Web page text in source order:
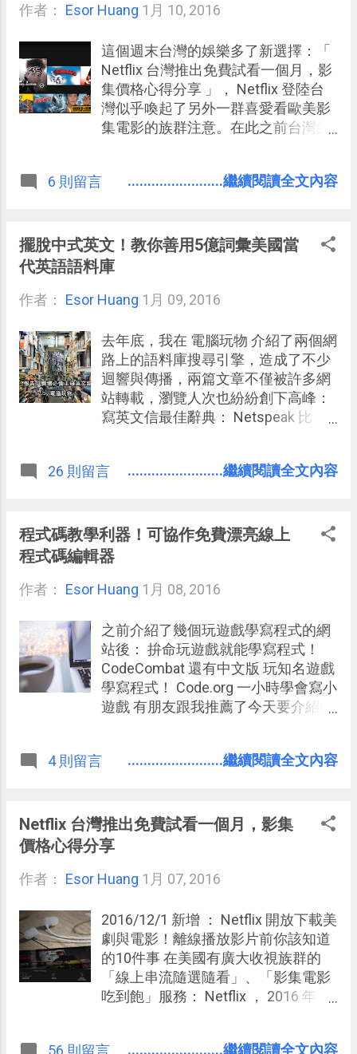
的免費螢幕錄影軟體，這是什麼意思
或許不是那麼好上手，但豐富的功能
卻 可以滿足真正要「製作專業教學影
片」、「編輯各種數位教材」的需
求！ 所以最強大當之無愧。
作者： Esor Huang 1月 10, 2016
這個週末台灣的娛樂多了新選擇：「
Netflix 台灣推出免費試看一個月，影
集價格心得分享 」， Netflix 登陸台
灣似乎喚起了另外一群喜愛看歐美影
集電影的族群注意。在此之前台灣的
劇、歐美經典電影線上串流平台，尤
一個很好的、正版的、舒服的新選
擇。 另外也值得關注台灣巴哈姆特網
畫串流平台，可惜我沒有三個月的巴
人激動。 在這一週忽然多出了兩個重
量級的線上影片娛樂新選擇後，週末
看來大家的沙發應該都會很熱鬧。這
時候，要來分享一個利用 Netflix 週末
看片的小密技，最近在國外廣為流
6 則留言 ........................繼續閱讀全文內容
擺脫中式英文！教你善用5億詞彙美國當
代英語語料庫
作者： Esor Huang 1月 09, 2016
去年底，我在 電腦玩物 介紹了兩個網
路上的語料庫搜尋引擎，造成了不少
迴響與傳播，兩篇文章不僅被許多網
站轉載，瀏覽人次也紛紛創下高峰：
寫英文信最佳辭典： Netspeak 比
增： 英文寫作與英文文法檢查必備軟
的意見，上面兩個語料庫搜尋引擎的
來源都是「網路上的用語」，但是網
輯，不一定能代表「相對正確」的英
對正確）。 那麼，有沒有其他的語料
庫或翻譯搜尋引擎，可以幫我們找到
相對正確的現代英文用語方法呢？這
就是今天要介紹的 「 COCA 美國現代
英文語料庫」 ，她的全名
26 則留言 ........................繼續閱讀全文內容
程式碼教學利器！可協作免費漂亮線上
程式碼編輯器
作者： Esor Huang 1月 08, 2016
之前介紹了幾個玩遊戲學寫程式的網
站後： 拚命玩遊戲就能學寫程式！
CodeCombat 還有中文版 玩知名遊戲
學寫程式！ Code.org 一小時學會寫小
遊戲 有朋友跟我推薦了今天要介紹的
人快速分享程式碼、一起合作程式碼
安裝，也可以免註冊。 更進一步的，
他說 利用這個「 CodePile 」來教別
來「 CodePile 」可以讓程式碼有漂亮
得偵測錯誤的語法，三來「 CodePile
」不僅可以多人即時協作，也能線上
交談，完全就是程式碼教學利器。
2016/1/17 新增： Google Drive 安裝
免費寫程式軟體！協作網頁編輯器
4 則留言 ........................繼續閱讀全文內容
Netflix 台灣推出免費試看一個月，影集
價格心得分享
作者： Esor Huang 1月 07, 2016
2016/12/1 新增 ： Netflix 開放下載美
劇與電影！離線播放影片前你該知道
的10件事 在美國有廣大收視族群的
「線上串流隨選隨看」、「影集電影
吃到飽」服務： Netflix ， 2016 年 1
56 則留言 ........................繼續閱讀全文內容